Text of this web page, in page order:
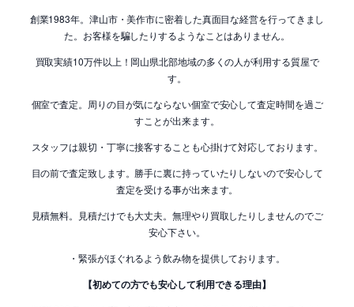
創業1983年。津山市・美作市に密着した真面目な経営を行ってきまし
た。お客様を騙したりするようなことはありません。
買取実績10万件以上！岡山県北部地域の多くの人が利用する質屋で
す。
個室で査定。周りの目が気にならない個室で安心して査定時間を過ご
すことが出来ます。
スタッフは親切・丁寧に接客することも心掛けて対応しております。
目の前で査定致します。勝手に裏に持っていたりしないので安心して
査定を受ける事が出来ます。
見積無料。見積だけでも大丈夫。無理やり買取したりしませんのでご
安心下さい。
・緊張がほぐれるよう飲み物を提供しております。
【初めての方でも安心して利用できる理由】